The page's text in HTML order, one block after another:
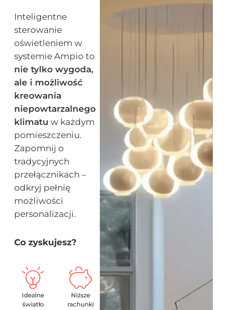
Inteligentne
sterowanie
oświetleniem w
systemie Ampio to
nie tylko wygoda,
ale i możliwość
kreowania
niepowtarzalnego
klimatu w każdym
pomieszczeniu.
Zapomnij o
tradycyjnych
przełącznikach –
odkryj pełnię
możliwości
personalizacji.
Co zyskujesz?
Idealne
światło
Niższe
rachunki